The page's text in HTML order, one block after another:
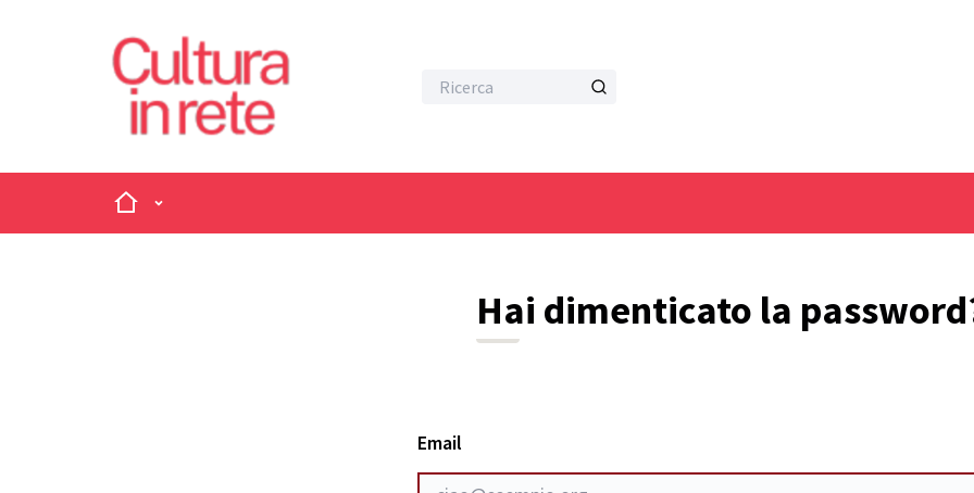
HomeMenù principale
Hai dimenticato la
Email